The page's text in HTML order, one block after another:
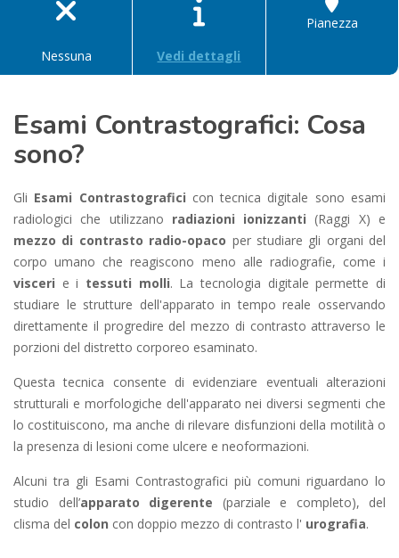
Nessuna Vedi dettagli
Pianezza
Esami Contrastografici: Cosa
sono?
Gli Esami Contrastografici con tecnica digitale sono esami
radiologici che utilizzano radiazioni ionizzanti (Raggi X) e
mezzo di contrasto radio-opaco per studiare gli organi del
corpo umano che reagiscono meno alle radiografie, come i
visceri e i tessuti molli. La tecnologia digitale permette di
studiare le strutture dell'apparato in tempo reale osservando
direttamente il progredire del mezzo di contrasto attraverso le
porzioni del distretto corporeo esaminato.
Questa tecnica consente di evidenziare eventuali alterazioni
strutturali e morfologiche dell'apparato nei diversi segmenti che
lo costituiscono, ma anche di rilevare disfunzioni della motilità o
la presenza di lesioni come ulcere e neoformazioni.
Alcuni tra gli Esami Contrastografici più comuni riguardano lo
studio dell’apparato digerente (parziale e completo), del
clisma del colon con doppio mezzo di contrasto l' urografia.